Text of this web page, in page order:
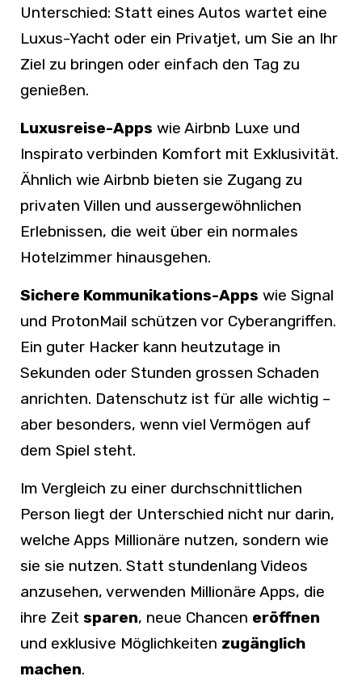
Unterschied: Statt eines Autos wartet eine
Luxus-Yacht oder ein Privatjet, um Sie an Ihr
Ziel zu bringen oder einfach den Tag zu
genießen.
Luxusreise-Apps wie Airbnb Luxe und
Inspirato verbinden Komfort mit Exklusivität.
Ähnlich wie Airbnb bieten sie Zugang zu
privaten Villen und aussergewöhnlichen
Erlebnissen, die weit über ein normales
Hotelzimmer hinausgehen.
Sichere Kommunikations-Apps wie Signal
und ProtonMail schützen vor Cyberangriffen.
Ein guter Hacker kann heutzutage in
Sekunden oder Stunden grossen Schaden
anrichten. Datenschutz ist für alle wichtig –
aber besonders, wenn viel Vermögen auf
dem Spiel steht.
Im Vergleich zu einer durchschnittlichen
Person liegt der Unterschied nicht nur darin,
welche Apps Millionäre nutzen, sondern wie
sie sie nutzen. Statt stundenlang Videos
anzusehen, verwenden Millionäre Apps, die
ihre Zeit sparen, neue Chancen eröffnen
und exklusive Möglichkeiten zugänglich
machen.